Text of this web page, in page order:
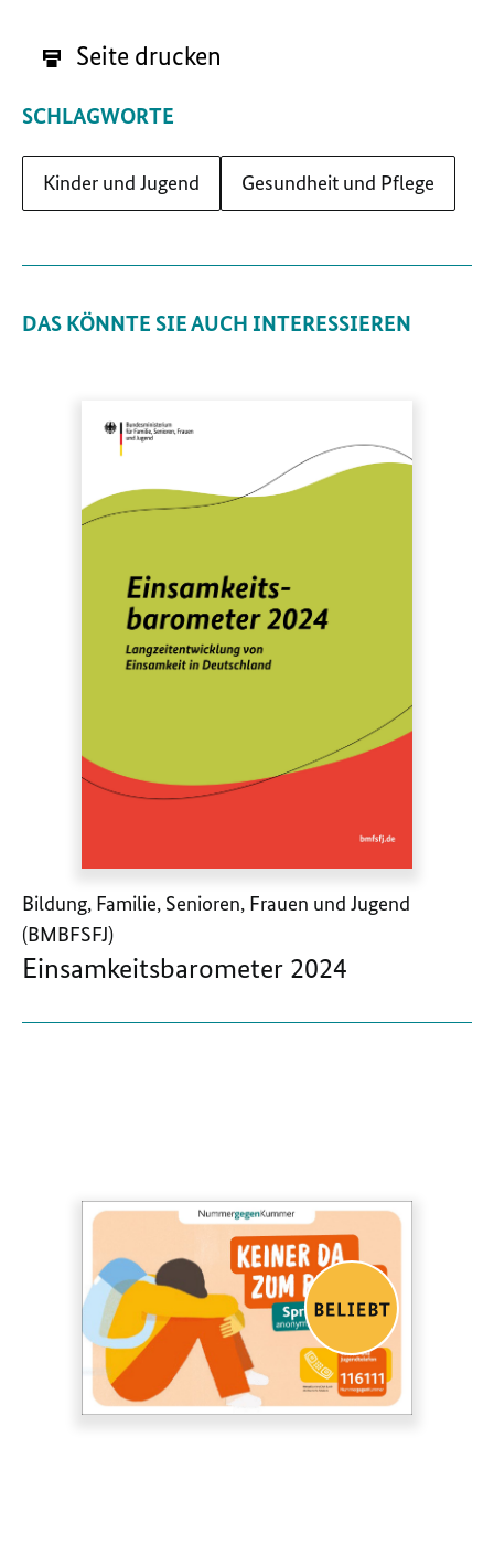
Seite drucken
SCHLAGWORTE
Kinder und Jugend Gesundheit und Pflege
DAS KÖNNTE SIE AUCH INTERESSIEREN
Bildung, Familie, Senioren, Frauen und Jugend
(BMBFSFJ)
Einsamkeitsbarometer 2024